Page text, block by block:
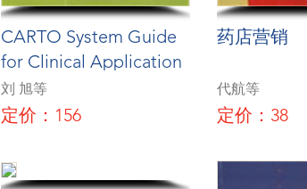
CARTO System Guide
for Clinical Application
刘 旭等
定价：156
药店营销
代航等
定价：38